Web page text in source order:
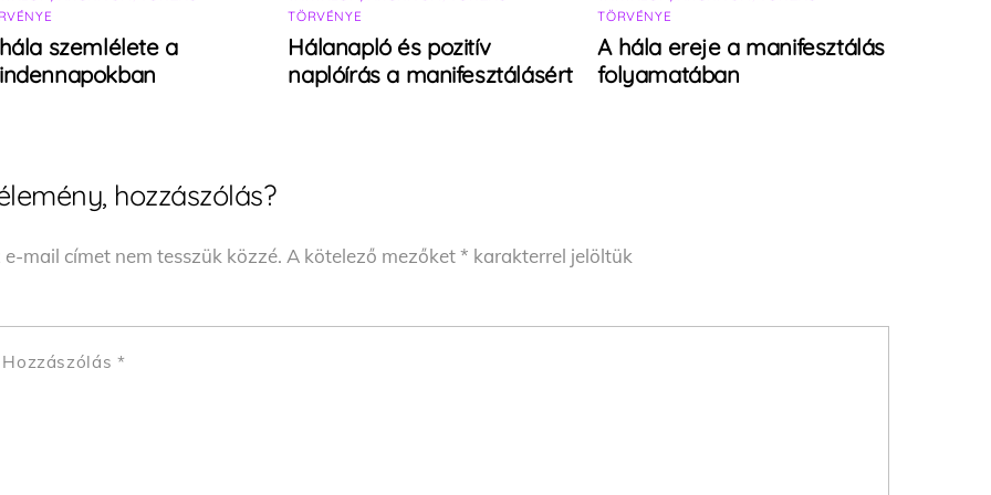
szemlélete a
TÖRVÉNYE
Hálanapló és pozitív
naplóírás a manifesztálásért
TÖRVÉNYE
A hála ereje a manifesztálás
folyamatában
hozzászólás?
e-mail címet nem tesszük közzé. A kötelező mezőket* karakterrel jelöltük
Hozzászólás *